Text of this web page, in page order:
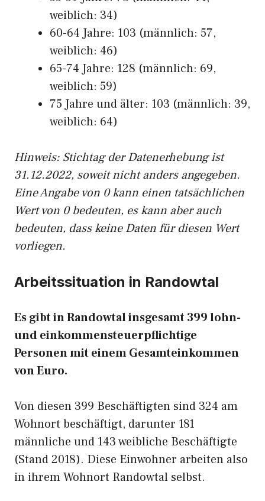
weiblich: 34)
60-64 Jahre: 103 (männlich: 57,
weiblich: 46)
65-74 Jahre: 128 (männlich: 69,
weiblich: 59)
75 Jahre und älter: 103 (männlich: 39,
weiblich: 64)
Hinweis: Stichtag der Datenerhebung ist
31.12.2022, soweit nicht anders angegeben.
Eine Angabe von 0 kann einen tatsächlichen
Wert von 0 bedeuten, es kann aber auch
bedeuten, dass keine Daten für diesen Wert
vorliegen.
Arbeitssituation in Randowtal
Es gibt in Randowtal insgesamt 399 lohn-
und einkommensteuerpflichtige
Personen mit einem Gesamteinkommen
von Euro.
Von diesen 399 Beschäftigten sind 324 am
Wohnort beschäftigt, darunter 181
männliche und 143 weibliche Beschäftigte
(Stand 2018). Diese Einwohner arbeiten also
in ihrem Wohnort Randowtal selbst.